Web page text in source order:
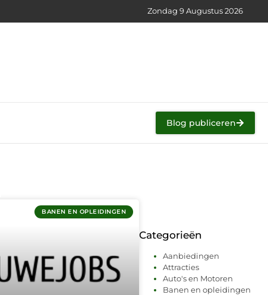
Zondag 9 Augustus 2026
Blog publiceren
BANEN EN OPLEIDINGEN
Categorieën
Aanbiedingen
Attracties
Auto's en Motoren
Banen en opleidingen